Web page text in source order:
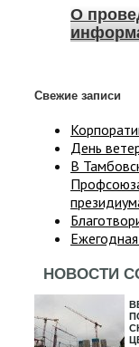
О
Свежие записи
День
В
НОВОСТИ